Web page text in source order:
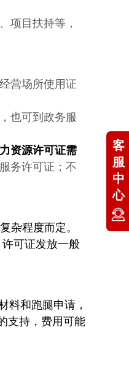
项目扶持等，
营场所使用证
也可到政务服
务许可证；不
资源许可证需
杂程度而定。
可证发放一般
料和跑腿申请，
支持，费用可能
客
服
中
心